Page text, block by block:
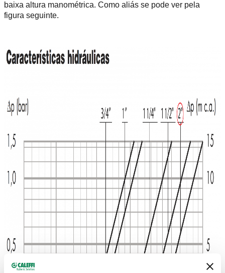
baixa altura manométrica. Como aliás se pode ver pela
figura seguinte.